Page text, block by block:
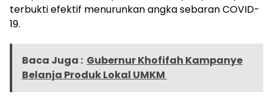
terbukti efektif menurunkan angka sebaran COVID-
19.
Baca Juga : Gubernur Khofifah Kampanye
Belanja Produk Lokal UMKM